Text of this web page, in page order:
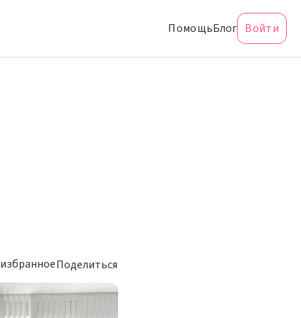
ПомощьБлог Войти
Поделиться